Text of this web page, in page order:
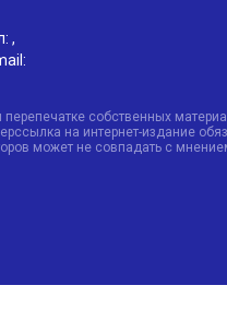
,
перепечатке собственных
на интернет-издание
может не совпадать с